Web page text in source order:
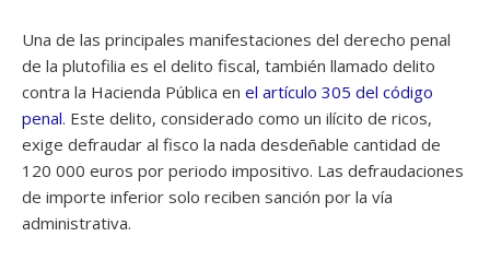
Una de las principales manifestaciones del derecho penal
de la plutofilia es el delito fiscal, también llamado delito
contra la Hacienda Pública en el artículo 305 del código
penal. Este delito, considerado como un ilícito de ricos,
exige defraudar al fisco la nada desdeñable cantidad de
120 000 euros por periodo impositivo. Las defraudaciones
de importe inferior solo reciben sanción por la vía
administrativa.